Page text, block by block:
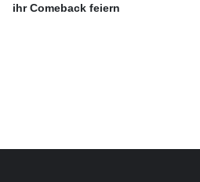
ihr Comeback feiern